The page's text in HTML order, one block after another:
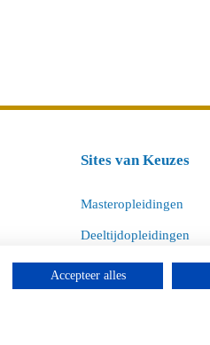
Sites van Keuzes
Masteropleidingen
Deeltijdopleidingen
Universitaire
Accepteer alles